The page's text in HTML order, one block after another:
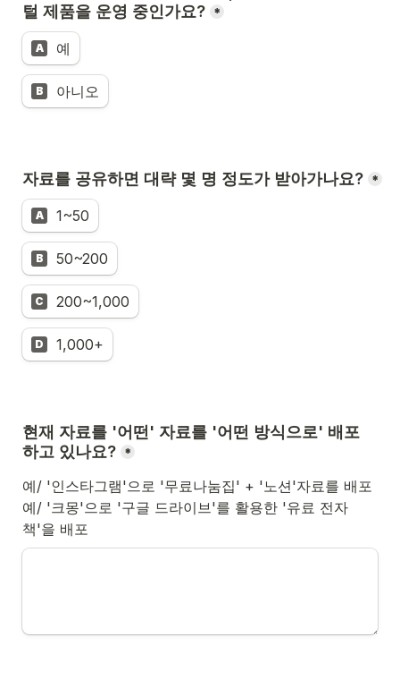
털 제품을 운영 중인가요? *
A 예
B 아니오
자료를 공유하면 대략 몇 명 정도가 받아가나요? *
A 1~50
B 50~200
C 200~1,000
D 1,000+
현재 자료를 '어떤' 자료를 '어떤 방식으로' 배포
하고 있나요? *
예/ '인스타그램'으로 '무료나눔집' + '노션'자료를 배포
예/ '크몽'으로 '구글 드라이브'를 활용한 '유료 전자
책'을 배포